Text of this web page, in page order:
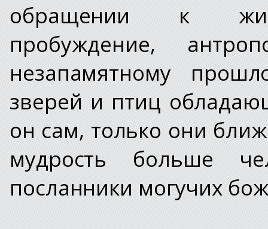
обращении к
пробуждение,
незапамятному
зверей и птиц
он сам, только они
мудрость больше
посланники могучих